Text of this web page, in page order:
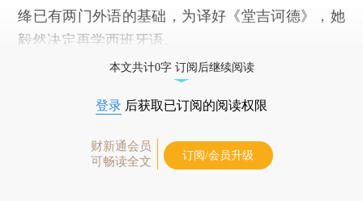
绛已有两门外语的基础，为译好《堂吉诃德》，她
毅然决定再学西班牙语。
本文共计0字 订阅后继续阅读
登录 后获取已订阅的阅读权限
财新通会员
可畅读全文
订阅/会员升级